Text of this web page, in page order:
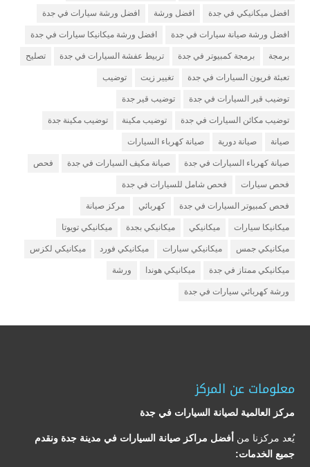
افضل ميكانيكي في جدة افضل ورشة افضل ورشة سيارات في جدة
افضل ورشة صيانة سيارات في جدة افضل ورشة ميكانيكا سيارات في جدة
برمجة برمجة كمبيوتر في جدة تربيط عفشة السيارات في جدة تصليح
تعبئة فريون السيارات في جدة تغيير زيت توضيب
توضيب قير السيارات في جدة توضيب قير جدة
توضيب مكائن السيارات في جدة توضيب مكينة توضيب مكينة جدة
صيانة صيانة دورية صيانة كهرباء السيارات
صيانة كهرباء السيارات في جدة صيانة مكيف السيارات في جدة فحص
فحص سيارات فحص شامل للسيارات في جدة
فحص كمبيوتر السيارات في جدة كهربائي مركز صيانة
ميكانيكا سيارات ميكانيكي ميكانيكي بجدة ميكانيكي تويوتا
ميكانيكي جمس ميكانيكي سيارات ميكانيكي فورد ميكانيكي لكزس
ميكانيكي ممتاز في جدة ميكانيكي هوندا ورشة
ورشة كهربائي سيارات في جدة
معلومات عن المركز
مركز العالمية لصيانة السيارات في جدة
يُعد مركزنا من أفضل مراكز صيانة السيارات في مدينة جدة ونقدم
جميع الخدمات: